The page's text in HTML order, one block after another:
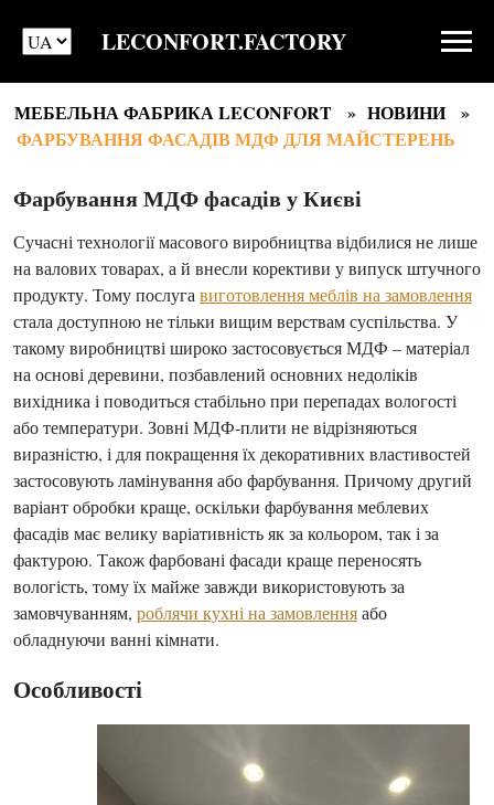
LECONFORT.FACTORY
МЕБЕЛЬНА ФАБРИКА LECONFORT
НОВИНИ
ФАРБУВАННЯ ФАСАДІВ МДФ ДЛЯ МАЙСТЕРЕНЬ
Фарбування МДФ фасадів у Києві
Сучасні технології масового виробництва відбилися не лише
на валових товарах, а й внесли корективи у випуск штучного
продукту. Тому послуга виготовлення меблів на замовлення
стала доступною не тільки вищим верствам суспільства. У
такому виробництві широко застосовується МДФ – матеріал
на основі деревини, позбавлений основних недоліків
вихідника і поводиться стабільно при перепадах вологості
або температури. Зовні МДФ-плити не відрізняються
виразністю, і для покращення їх декоративних властивостей
застосовують ламінування або фарбування. Причому другий
варіант обробки краще, оскільки фарбування меблевих
фасадів має велику варіативність як за кольором, так і за
фактурою. Також фарбовані фасади краще переносять
вологість, тому їх майже завжди використовують за
замовчуванням, роблячи кухні на замовленняабо
обладнуючи ванні кімнати.
Особливості